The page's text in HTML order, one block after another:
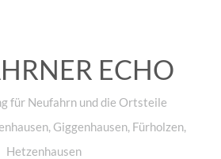
ECHO
für Neufahrn und die Ortsteile
Giggenhausen, Fürholzen,
Hetzenhausen